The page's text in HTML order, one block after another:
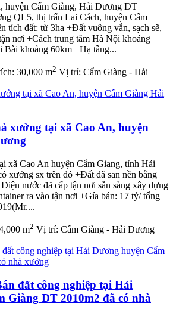
huyện Cẩm Giàng, Hải Dương DT
QL5, thị trấn Lai Cách, huyện Cẩm
tích đất: từ 3ha +Đất vuông vắn, sạch sẽ,
nơi +Cách trung tâm Hà Nội khoảng
Bài khoảng 60km +Hạ tầng...
30,000 m2 Vị trí: Cẩm Giàng - Hải
xưởng tại xã Cao An, huyện
xã Cao An huyện Cẩm Giang, tỉnh Hải
xưởng sx trên đó +Đất đã san nền bằng
nước đã cấp tận nơi sẵn sàng xây dựng
ra vào tận nơi +Gía bán: 17 tỷ/ tổng
m2 Vị trí: Cẩm Giàng - Hải Dương
đất công nghiệp tại Hải
Giàng DT 2010m2 đã có nhà